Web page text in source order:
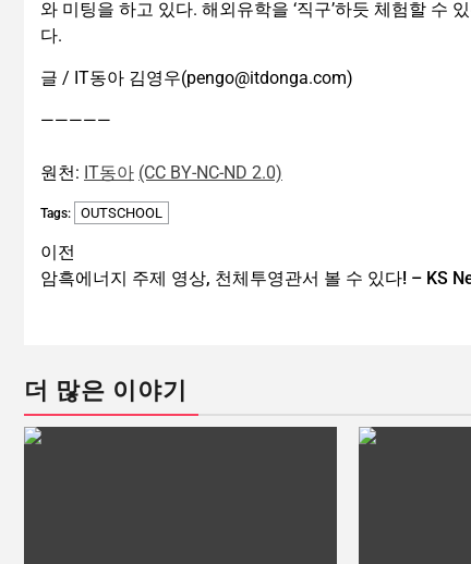
와 미팅을 하고 있다. 해외유학을 ‘직구’하듯 체험할 수
다.
글 / IT동아 김영우(pengo@itdonga.com)
—————
원천: IT동아 (CC BY-NC-ND 2.0)
Tags: OUTSCHOOL
이전
암흑에너지 주제 영상, 천체투영관서 볼 수 있다! – KS
더 많은 이야기